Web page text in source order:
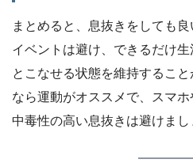
まとめると、息抜きをしても
イベントは避け、できるだけ
とこなせる状態を維持するこ
なら運動がオススメで、スマホ
中毒性の高い息抜きは避けまし